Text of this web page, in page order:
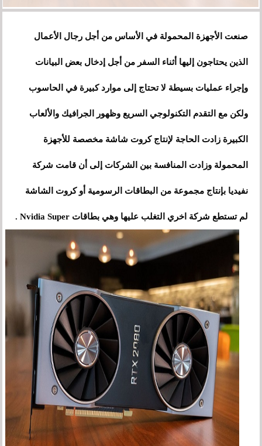
صنعت الأجهزة المحمولة في الأساس من أجل رجال الأعمال
الذين يحتاجون إليها أثناء السفر من أجل إدخال بعض البيانات
وإجراء عمليات بسيطة لا تحتاج إلى موارد كبيرة في الحاسوب
ولكن مع التقدم التكنولوجي السريع وظهور الجرافيك والألعاب
الكبيرة زادت الحاجة لإنتاج كروت شاشة مخصصة للأجهزة
المحمولة وزادت المنافسة بين الشركات إلى أن قامت شركة
نفيديا بإنتاج مجموعة من البطاقات الرسومية أو كروت الشاشة
لم تستطع شركة اخري التغلب عليها وهي بطاقات Nvidia Super .